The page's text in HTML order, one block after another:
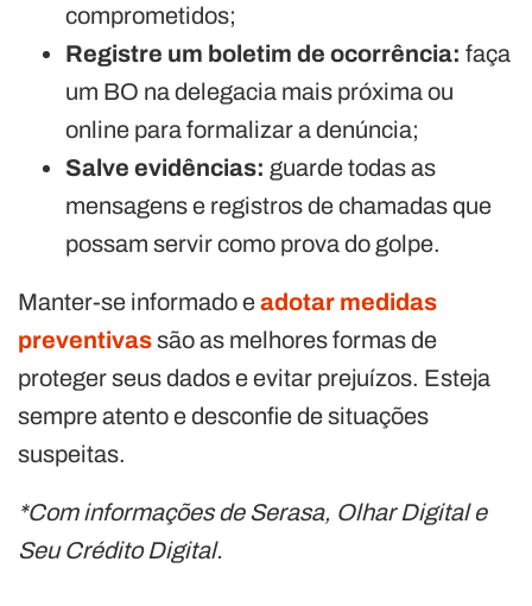
comprometidos;
Registre um boletim de ocorrência: faça
um BO na delegacia mais próxima ou
online para formalizar a denúncia;
Salve evidências: guarde todas as
mensagens e registros de chamadas que
possam servir como prova do golpe.
Manter-se informado eadotar medidas
preventivassão as melhores formas de
proteger seus dados e evitar prejuízos. Esteja
sempre atento e desconfie de situações
suspeitas.
*Com informações de Serasa, Olhar Digital e
Seu Crédito Digital.